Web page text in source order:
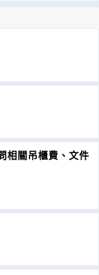
相關吊櫃費、文件